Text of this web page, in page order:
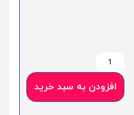
افزودن به سبد خرید